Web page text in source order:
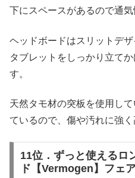
下にスペースがあるので通気
ヘッドボードはスリットデ
タブレットをしっかり立て
す。
天然タモ材の突板を使用し
ているので、傷や汚れに強く
11位．ずっと使えるロ
ド【Vermogen】フェ